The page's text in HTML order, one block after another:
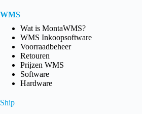
WMS
Wat is MontaWMS?
WMS Inkoopsoftware
Voorraadbeheer
Retouren
Prijzen WMS
Software
Hardware
Ship